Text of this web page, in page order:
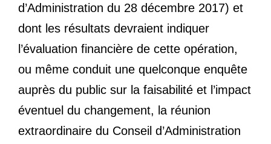
d’Administration du 28 décembre 2017) et
dont les résultats devraient indiquer
l’évaluation financière de cette opération,
ou même conduit une quelconque enquête
auprès du public sur la faisabilité et l’impact
éventuel du changement, la réunion
extraordinaire du Conseil d’Administration